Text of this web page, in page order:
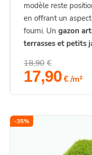
modèle reste
en offrant un
fourni. Ungazon
terrasses et petits
18,90€
Le
prix
initial
était :
17,90 €prix
est :
/m²
-35%